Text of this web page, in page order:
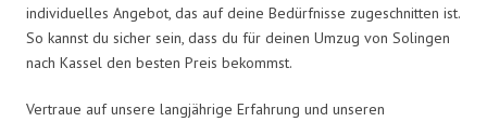
individuelles Angebot, das auf deine Bedürfnisse zugeschnitten ist.
So kannst du sicher sein, dass du für deinen Umzug von Solingen
nach Kassel den besten Preis bekommst.
Vertraue auf unsere langjährige Erfahrung und unseren